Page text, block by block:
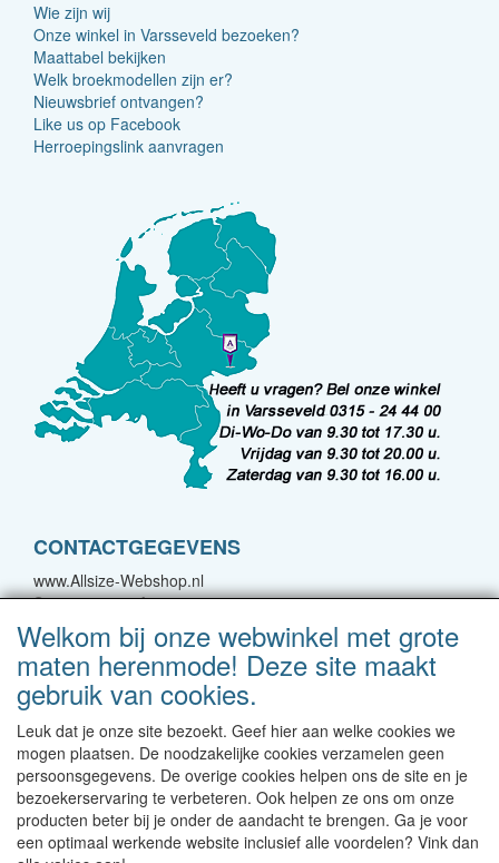
Wie zijn wij
Onze winkel in Varsseveld bezoeken?
Maattabel bekijken
Welk broekmodellen zijn er?
Nieuwsbrief ontvangen?
Like us op Facebook
Herroepingslink aanvragen
CONTACTGEGEVENS
www.Allsize-Webshop.nl
Spoorstraat 22A
7051 CJ Varsseveld
E-mail: bestellingen@forgreatmen.nl
Telefoon: 0315-244400
Neem contact met ons op!
Levertijd 1-2 werkdagen | Vanaf € 95 gratis verzending
binnen NL | Direct leverbaar uit eigen voorraad
Welkom bij onze webwinkel met grote
maten herenmode! Deze site maakt
gebruik van cookies.
Leuk dat je onze site bezoekt. Geef hier aan welke cookies we
mogen plaatsen. De noodzakelijke cookies verzamelen geen
persoonsgegevens. De overige cookies helpen ons de site en je
bezoekerservaring te verbeteren. Ook helpen ze ons om onze
producten beter bij je onder de aandacht te brengen. Ga je voor
een optimaal werkende website inclusief alle voordelen? Vink dan